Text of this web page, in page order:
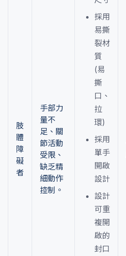
肢
體
障
礙
者
手部力
量不
足、關
節活動
受限、
缺乏精
細動作
控制。
採用
易撕
裂材
質
(易
撕
口、
拉
環)
採用
單手
開啟
設計
設計
可重
複開
啟的
封口